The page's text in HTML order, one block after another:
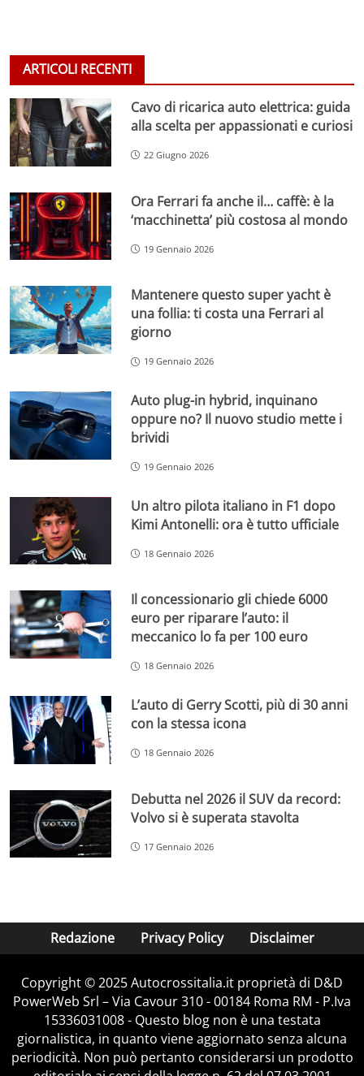
ARTICOLI RECENTI
Cavo di ricarica auto elettrica: guida
alla scelta per appassionati e curiosi
22 Giugno 2026
Ora Ferrari fa anche il… caffè: è la
‘macchinetta’ più costosa al mondo
19 Gennaio 2026
Mantenere questo super yacht è
una follia: ti costa una Ferrari al
giorno
19 Gennaio 2026
Auto plug-in hybrid, inquinano
oppure no? Il nuovo studio mette i
brividi
19 Gennaio 2026
Un altro pilota italiano in F1 dopo
Kimi Antonelli: ora è tutto ufficiale
18 Gennaio 2026
Il concessionario gli chiede 6000
euro per riparare l’auto: il
meccanico lo fa per 100 euro
18 Gennaio 2026
L’auto di Gerry Scotti, più di 30 anni
con la stessa icona
18 Gennaio 2026
Debutta nel 2026 il SUV da record:
Volvo si è superata stavolta
17 Gennaio 2026
Redazione Privacy Policy Disclaimer
Copyright © 2025 Autocrossitalia.it proprietà di D&D
PowerWeb Srl – Via Cavour 310 - 00184 Roma RM - P.Iva
15336031008 - Questo blog non è una testata
giornalistica, in quanto viene aggiornato senza alcuna
periodicità. Non può pertanto considerarsi un prodotto